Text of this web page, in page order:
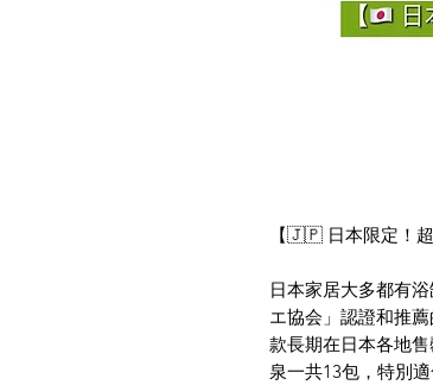
【🇯🇵 日本限定！
日本家居大多都有
エ協会」認證和推
款長期在日本各地
泉一共13包，特別